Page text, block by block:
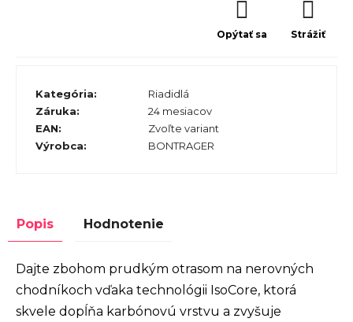
Kategória:
Riadidlá
Záruka:
24 mesiacov
EAN:
Zvoľte variant
Výrobca: BONTRAGER
Opýtať sa Strážiť
Popis Hodnotenie
Dajte zbohom prudkým otrasom na nerovných
chodníkoch vďaka technológii IsoCore, ktorá
skvele dopĺňa karbónovú vrstvu a zvyšuje